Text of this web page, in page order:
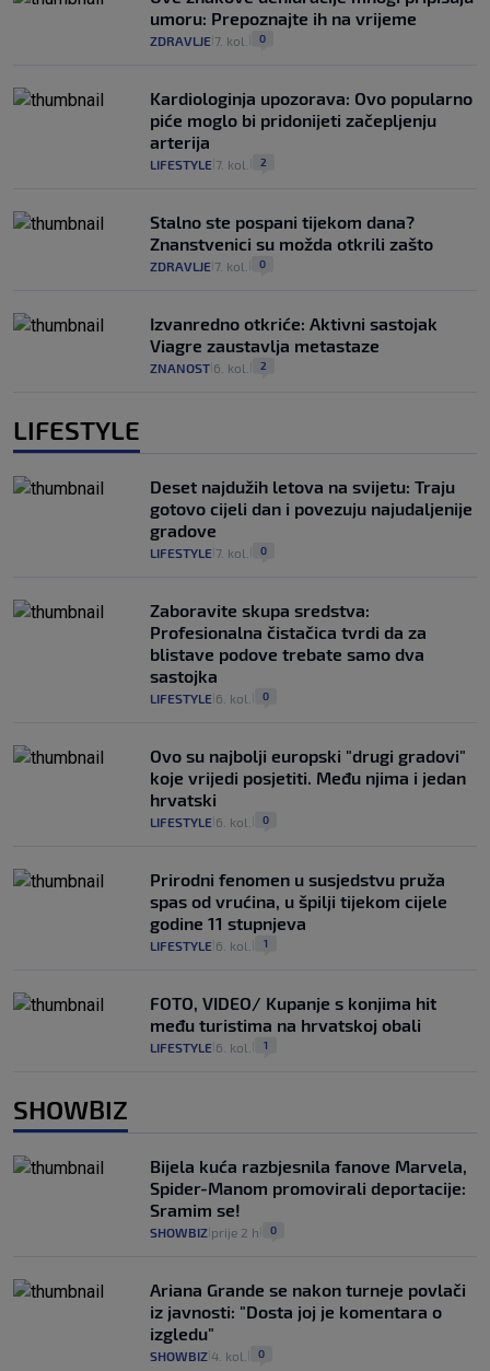
umoru: Prepoznajte ih na vrijeme
ZDRAVLJE 7. kol. 0
Kardiologinja upozorava: Ovo popularno
piće moglo bi pridonijeti začepljenju
arterija
LIFESTYLE 7. kol. 2
Stalno ste pospani tijekom dana?
Znanstvenici su možda otkrili zašto
ZDRAVLJE 7. kol. 0
Izvanredno otkriće: Aktivni sastojak
Viagre zaustavlja metastaze
ZNANOST 6. kol. 2
LIFESTYLE
Deset najdužih letova na svijetu: Traju
gotovo cijeli dan i povezuju najudaljenije
gradove
LIFESTYLE 7. kol. 0
Zaboravite skupa sredstva:
Profesionalna čistačica tvrdi da za
blistave podove trebate samo dva
sastojka
LIFESTYLE 6. kol. 0
Ovo su najbolji europski "drugi gradovi"
koje vrijedi posjetiti. Među njima i jedan
hrvatski
LIFESTYLE 6. kol. 0
Prirodni fenomen u susjedstvu pruža
spas od vrućina, u špilji tijekom cijele
godine 11 stupnjeva
LIFESTYLE 6. kol. 1
FOTO, VIDEO/ Kupanje s konjima hit
među turistima na hrvatskoj obali
LIFESTYLE 6. kol. 1
SHOWBIZ
Bijela kuća razbjesnila fanove Marvela,
Spider-Manom promovirali deportacije:
Sramim se!
SHOWBIZ prije 2 h 0
Ariana Grande se nakon turneje povlači
iz javnosti: "Dosta joj je komentara o
izgledu"
SHOWBIZ 4. kol. 0